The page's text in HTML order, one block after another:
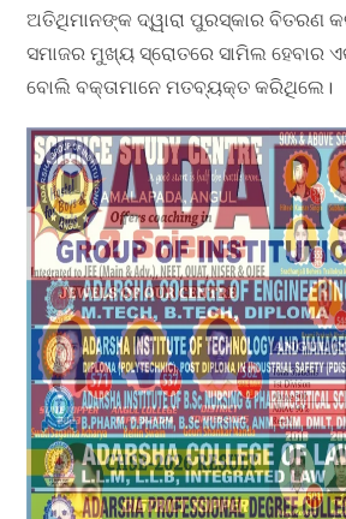
ଅତିଥିମାନଙ୍କ ଦ୍ୱାରା ପୁରସ୍କାର ବିତରଣ
ସମାଜର ମୁଖ୍ୟ ସ୍ରୋତରେ ସାମିଲ ହେବାର
ବୋଲି ବକ୍ତାମାନେ ମତବ୍ୟକ୍ତ କରିଥିଲେ।